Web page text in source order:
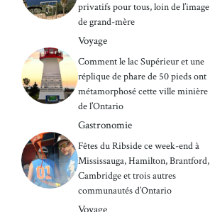
privatifs pour tous, loin de l’image
de grand-mère
Voyage
Comment le lac Supérieur et une
réplique de phare de 50 pieds ont
métamorphosé cette ville minière
de l’Ontario
Gastronomie
Fêtes du Ribside ce week-end à
Mississauga, Hamilton, Brantford,
Cambridge et trois autres
communautés d’Ontario